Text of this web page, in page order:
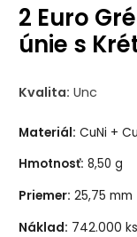
2 Euro
únie s
Kvalita: Unc
Materiál: CuNi +
Hmotnosť: 8,50 g
Priemer: 25,75 mm
Náklad: 742.000 ks